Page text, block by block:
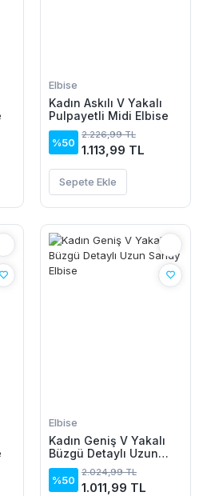
Elbise
Kadın Askılı V Yakalı
Pulpayetli Midi Elbise
%50
2.226,99 TL
1.113,99 TL
Sepete Ekle
Elbise
Kadın Geniş V Yakalı
Büzgü Detaylı Uzun
Sandy Elbise
%50
2.024,99 TL
1.011,99 TL